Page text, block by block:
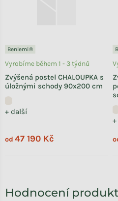
Hodnocení
Benlemi®
Zvýšená postel CHALOUPKA s
úložnými schody 90x200 cm
+ další
Vyrobíme během 1 - 3 týdnů
od 47 190 Kč